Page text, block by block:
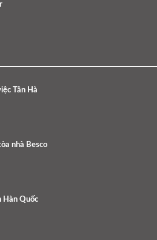
Tân Hà
nhà Besco
Hàn Quốc